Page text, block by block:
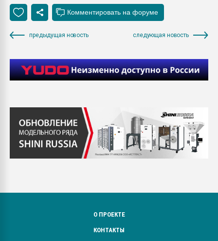
предыдущая новость следующая новость
О ПРОЕКТЕ
КОНТАКТЫ